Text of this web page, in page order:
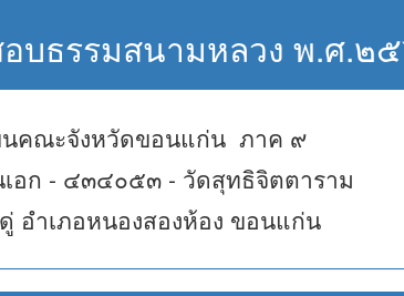
บธรรมสนามหลวง พ.ศ.๒
นคณะจังหวัดขอนแก่น ภาค ๙
อก - ๔๓๔๐๕๓ - วัดสุทธิจิตตาราม
อำเภอหนองสองห้อง ขอนแก่น